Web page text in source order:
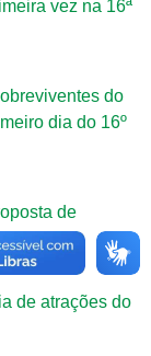
vez na 16ª
do
dia do 16º
de
de atrações do